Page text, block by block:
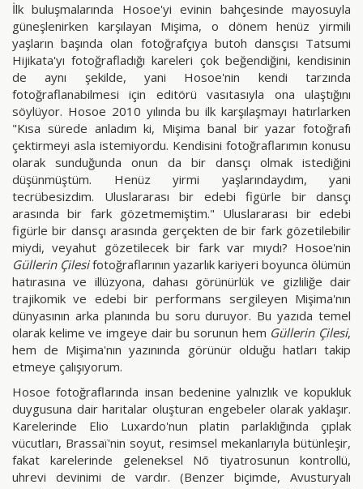
İlk buluşmalarında Hosoe'yi evinin bahçesinde mayosuyla
güneşlenirken karşılayan Mişima, o dönem henüz yirmili
yaşların başında olan fotoğrafçıya butoh dansçısı Tatsumi
Hijikata'yı fotoğrafladığı kareleri çok beğendiğini, kendisinin
de aynı şekilde, yani Hosoe'nin kendi tarzında
fotoğraflanabilmesi için editörü vasıtasıyla ona ulaştığını
söylüyor. Hosoe 2010 yılında bu ilk karşılaşmayı hatırlarken
"Kısa sürede anladım ki, Mişima banal bir yazar fotoğrafı
çektirmeyi asla istemiyordu. Kendisini fotoğraflarımın konusu
olarak sunduğunda onun da bir dansçı olmak istediğini
düşünmüştüm. Henüz yirmi yaşlarındaydım, yani
tecrübesizdim. Uluslararası bir edebi figürle bir dansçı
arasında bir fark gözetmemiştim." Uluslararası bir edebi
figürle bir dansçı arasında gerçekten de bir fark gözetilebilir
miydi, veyahut gözetilecek bir fark var mıydı? Hosoe'nin
Güllerin Çilesifotoğraflarının yazarlık kariyeri boyunca ölümün
hatırasına ve illüzyona, dahası görünürlük ve gizliliğe dair
trajikomik ve edebi bir performans sergileyen Mişima'nın
dünyasının arka planında bu soru duruyor. Bu yazıda temel
olarak kelime ve imgeye dair bu sorunun hem Güllerin Çilesi,
hem de Mişima'nın yazınında görünür olduğu hatları takip
etmeye çalışıyorum.
Hosoe fotoğraflarında insan bedenine yalnızlık ve kopukluk
duygusuna dair haritalar oluşturan engebeler olarak yaklaşır.
Karelerinde Elio Luxardo'nun platin parlaklığında çıplak
vücutları, Brassaï'nin soyut, resimsel mekanlarıyla bütünleşir,
fakat karelerinde geleneksel Nō tiyatrosunun kontrollü,
uhrevi devinimi de vardır. (Benzer biçimde, Avusturyalı